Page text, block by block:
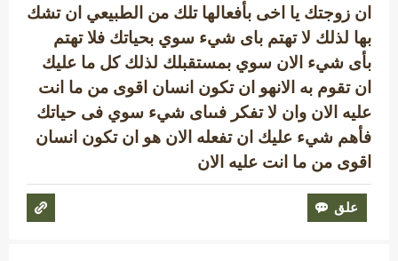
ان زوجتك يا اخى بأفعالها تلك من الطبيعي ان تشك
بها لذلك لا تهتم باى شيء سوي بحياتك فلا تهتم
بأى شيء الان سوي بمستقبلك لذلك كل ما عليك
ان تقوم به الانهو ان تكون انسان اقوى من ما انت
عليه الان وان لا تفكر فىىاى شيء سوي فى حياتك
فأهم شيء عليك ان تفعله الان هو ان تكون انسان
اقوى من ما انت عليه الان